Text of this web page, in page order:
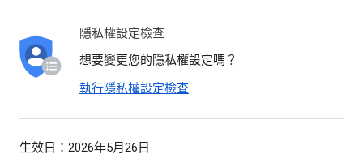
隱私權設定檢查
想要變更您的隱私權設定嗎？
執行隱私權設定檢查
生效日：2026年5月26日